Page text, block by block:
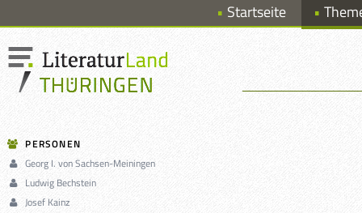
Startseite
PERSONEN
Georg I. von Sachsen-Meiningen
Ludwig Bechstein
Josef Kainz